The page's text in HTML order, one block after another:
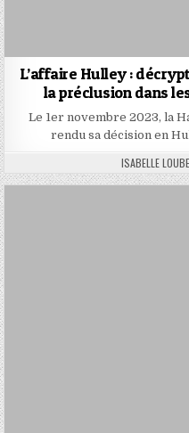
L’affaire Hulley :
la préclusion dans
Le 1er novembre 2023, la
rendu sa décision en
AUTHOR:
ISABELLE